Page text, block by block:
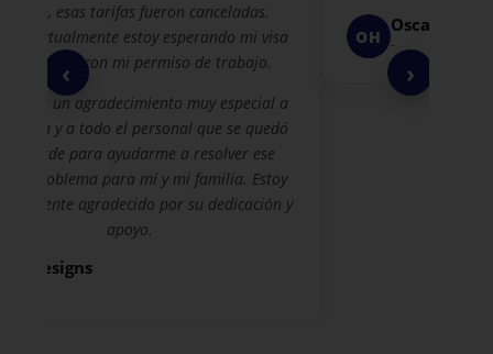
esas tarifas fueron canceladas.
actualmente estoy esperando mi visa
y ya cuento con mi permiso de trabajo.
dar un agradecimiento muy especial a
Olivia y a todo el personal que se quedó
tarde para ayudarme a resolver ese
problema para mí y mi familia. Estoy
agradecido por su dedicación y
apoyo.
Aj Designs
OH
Oscar
-
‹ ›